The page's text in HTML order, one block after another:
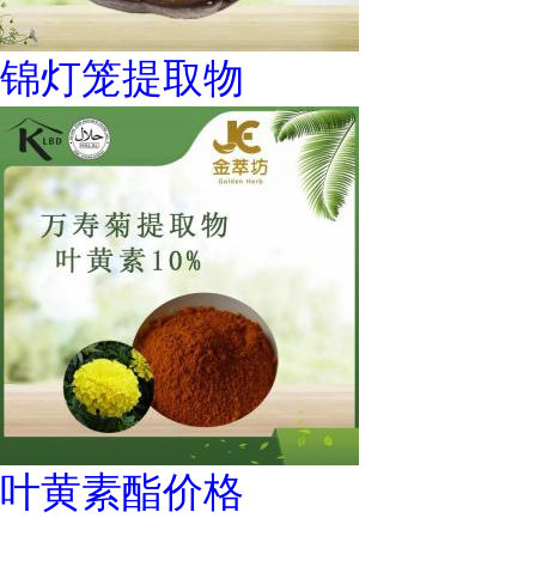
锦灯笼提取物
叶黄素酯价格